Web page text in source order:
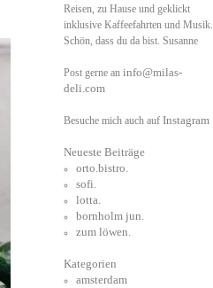
Reisen, zu Hause und geklickt
inklusive Kaffeefahrten und Musik.
Schön, dass du da bist. Susanne
Post gerne an info@milas-
deli.com
Besuche mich auch auf Instagram
Neueste Beiträge
orto.bistro.
sofi.
lotta.
bornholm jun.
zum löwen.
Kategorien
amsterdam